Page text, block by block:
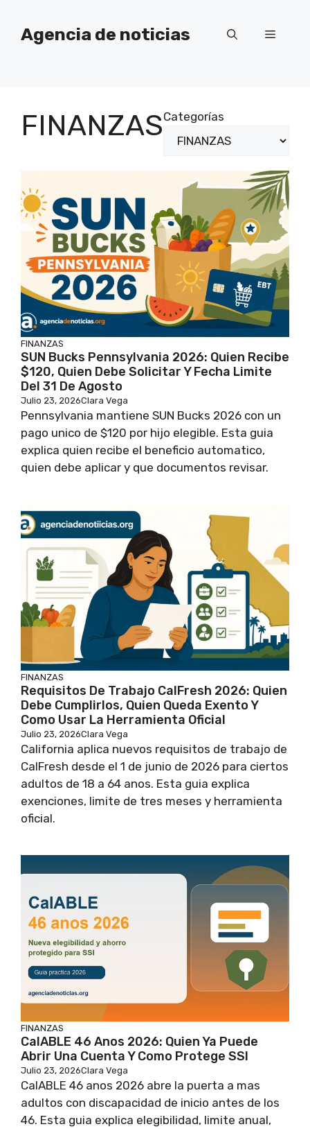
contenido
Agencia de noticias Menú
FINANZASCategorías
FINANZAS
SUN Bucks Pennsylvania 2026: Quien Recibe
$120, Quien Debe Solicitar Y Fecha Limite
Del 31 De Agosto
Julio 23, 2026Clara Vega
Pennsylvania mantiene SUN Bucks 2026 con un
pago unico de $120 por hijo elegible. Esta guia
explica quien recibe el beneficio automatico,
quien debe aplicar y que documentos revisar.
FINANZAS
Requisitos De Trabajo CalFresh 2026: Quien
Debe Cumplirlos, Quien Queda Exento Y
Como Usar La Herramienta Oficial
Julio 23, 2026Clara Vega
California aplica nuevos requisitos de trabajo de
CalFresh desde el 1 de junio de 2026 para ciertos
adultos de 18 a 64 anos. Esta guia explica
exenciones, limite de tres meses y herramienta
oficial.
FINANZAS
CalABLE 46 Anos 2026: Quien Ya Puede
Abrir Una Cuenta Y Como Protege SSI
Julio 23, 2026Clara Vega
CalABLE 46 anos 2026 abre la puerta a mas
adultos con discapacidad de inicio antes de los
46. Esta guia explica elegibilidad, limite anual,